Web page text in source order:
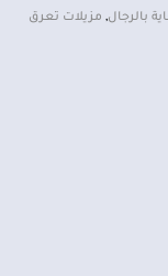
بالرجال, مزيلات تعرق